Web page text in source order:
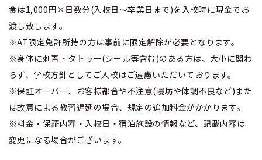
食は1,000円×日数分(入校日～卒業日まで)を入校時に現金でお
渡し致します。
※AT限定免許所持の方は事前に限定解除が必要となります。
※身体に刺青・タトゥー(シール等含む)のある方は、大小に関わ
らず、学校方針としてご入校はご遠慮いただいております。
※保証オーバー、お客様都合や不注意(寝坊や体調不良など)また
は故意による教習遅延の場合、規定の追加料金がかかります。
※料金・保証内容・入校日・宿泊施設の情報など、記載内容は
変更になる場合がございます。